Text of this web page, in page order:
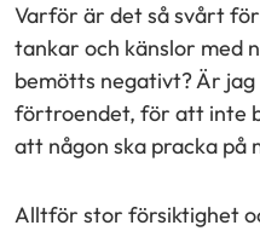
Varför är det så svårt
tankar och känslor med
bemötts negativt? Är
förtroendet, för att inte
att någon ska pracka på
Alltför stor försiktighet